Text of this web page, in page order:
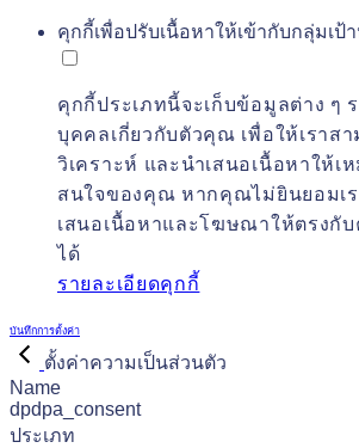
คุกกี้เพื่อปรับเนื้อหาให้เข้ากับกลุ่มเป้
คุกกี้ประเภทนี้จะเก็บข้อมูลต่าง ๆ
บุคคลเกี่ยวกับตัวคุณ เพื่อให้เราส
วิเคราะห์ และนำเสนอเนื้อหาให้เ
สนใจของคุณ หากคุณไม่ยินยอมเ
เสนอเนื้อหาและโฆษณาให้ตรงกั
ได้
รายละเอียดคุกกี้
บันทึกการตั้งค่า
ตั้งค่าความเป็นส่วนตัว
Name
dpdpa_consent
ประเภท